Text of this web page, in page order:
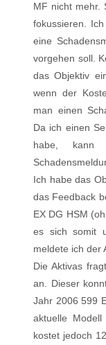
MF nicht mehr.
fokussieren.
eine
vorgehen soll.
das Objektiv
wenn der
man einen
Da ich einen
habe, kann
Ich habe das
das Feedback
EX DG HSM
es sich somit
meldete ich der
Die Aktivas
an. Dieser
Jahr 2006 599
aktuelle
kostet jedoch